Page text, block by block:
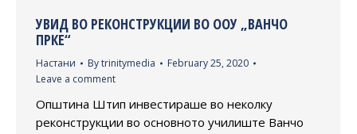
УВИД ВО РЕКОНСТРУКЦИИ ВО ООУ „ВАНЧО
ПРКЕ“
Настани Bytrinitymedia
February 25, 2020
Leave a comment
Општина Штип инвестираше во неколку
реконструкции во основното училиште Ванчо